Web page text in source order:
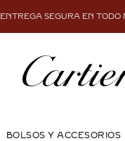
ENTREGA SEGURA EN TODO
BOLSOS Y ACCESORIOS